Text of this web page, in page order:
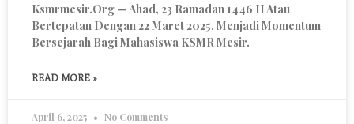
Ksmrmesir.org — Ahad, 23 Ramadan 1446 H Atau
Bertepatan Dengan 22 Maret 2025, Menjadi Momentum
Bersejarah Bagi Mahasiswa KSMR Mesir.
READ MORE »
April 6, 2025 No Comments